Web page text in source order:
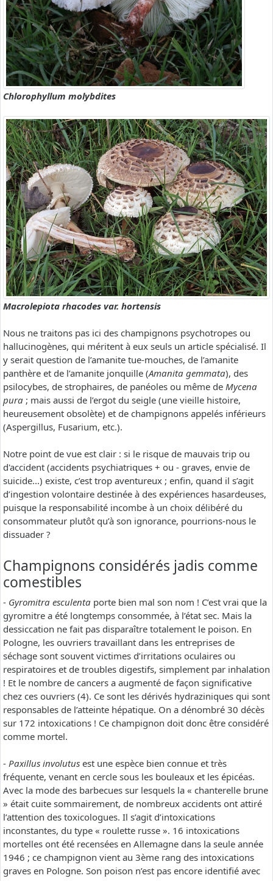
Chlorophyllum molybdites
Macrolepiota rhacodes var. hortensis
Nous ne traitons pas ici des champignons psychotropes ou
hallucinogènes, qui méritent à eux seuls un article spécialisé. Il
y serait question de l’amanite tue-mouches, de l’amanite
panthère et de l’amanite jonquille (Amanita gemmata), des
psilocybes, de strophaires, de panéoles ou même de Mycena
pura ; mais aussi de l’ergot du seigle (une vieille histoire,
heureusement obsolète) et de champignons appelés inférieurs
(Aspergillus, Fusarium, etc.).
Notre point de vue est clair : si le risque de mauvais trip ou
d'accident (accidents psychiatriques + ou - graves, envie de
suicide...) existe, c’est trop aventureux ; enfin, quand il s’agit
d’ingestion volontaire destinée à des expériences hasardeuses,
puisque la responsabilité incombe à un choix délibéré du
consommateur plutôt qu’à son ignorance, pourrions-nous le
dissuader ?
Champignons considérés jadis comme
comestibles
- Gyromitra esculenta porte bien mal son nom ! C’est vrai que la
gyromitre a été longtemps consommée, à l’état sec. Mais la
dessiccation ne fait pas disparaître totalement le poison. En
Pologne, les ouvriers travaillant dans les entreprises de
séchage sont souvent victimes d’irritations oculaires ou
respiratoires et de troubles digestifs, simplement par inhalation
! Et le nombre de cancers a augmenté de façon significative
chez ces ouvriers (4). Ce sont les dérivés hydraziniques qui sont
responsables de l’atteinte hépatique. On a dénombré 30 décès
sur 172 intoxications ! Ce champignon doit donc être considéré
comme mortel.
- Paxillus involutus est une espèce bien connue et très
fréquente, venant en cercle sous les bouleaux et les épicéas.
Avec la mode des barbecues sur lesquels la « chanterelle brune
» était cuite sommairement, de nombreux accidents ont attiré
l’attention des toxicologues. Il s’agit d’intoxications
inconstantes, du type « roulette russe ». 16 intoxications
mortelles ont été recensées en Allemagne dans la seule année
1946 ; ce champignon vient au 3ème rang des intoxications
graves en Pologne. Son poison n’est pas encore identifié avec